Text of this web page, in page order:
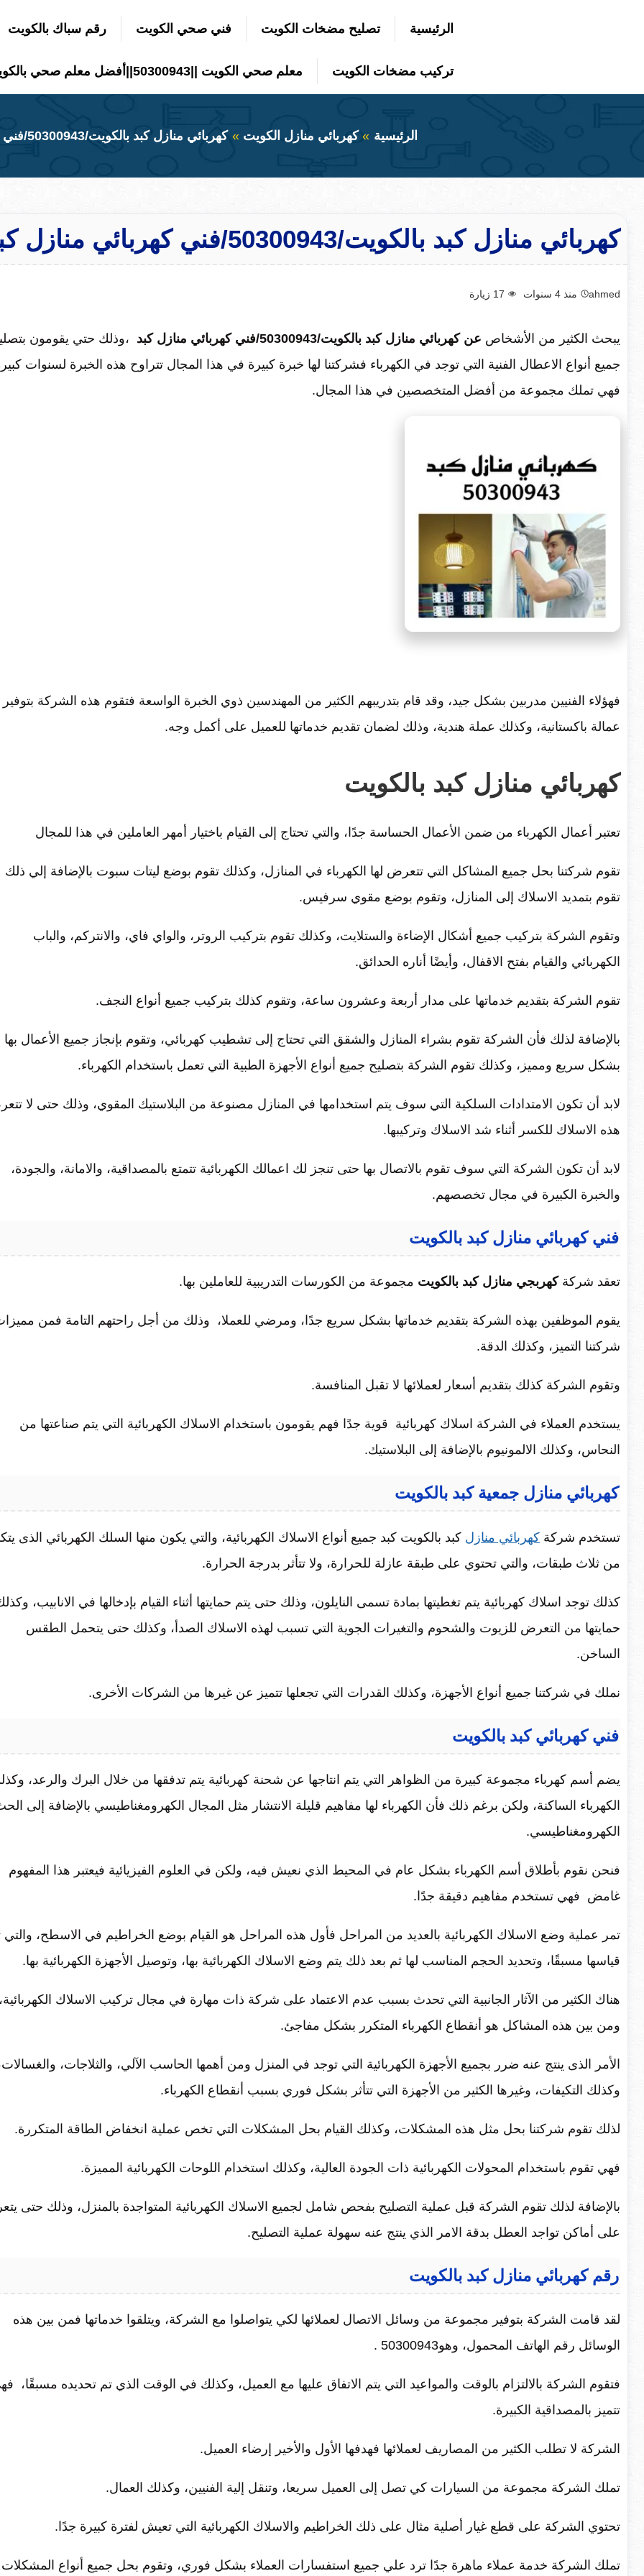
الرئيسية تصليح مضخات الكويت فني صحي الكويت رقم سباك بالكويت
تركيب مضخات الكويت معلم صحي الكويت ||50300943||أفضل معلم صحي بالكويت
الرئيسية كهربائي منازل الكويت كهربائي منازل كبد بالكويت/50300943/فني كهربائي منازل كبد
كهربائي منازل كبد بالكويت/50300943/فني كهربائي منازل كبد
ahmed منذ 4 سنوات 17 زيارة
يبحث الكثير من الأشخاص عن كهربائي منازل كبد بالكويت/50300943/فني كهربائي منازل كبد
،وذلك حتي يقومون
جميع أنواع الاعطال الفنية التي توجد في الكهرباء فشركتنا لها خبرة كبيرة في هذا المجال تتراوح هذه الخبرة لسنوات
فهي تملك مجموعة من أفضل المتخصصين في هذا المجال.
فهؤلاء الفنيين مدربين بشكل جيد، وقد قام بتدريبهم الكثير من المهندسين ذوي الخبرة الواسعة فتقوم هذه الشركة بتوفير
عمالة باكستانية، وكذلك عملة هندية، وذلك لضمان تقديم خدماتها للعميل على أكمل وجه.
كهربائي منازل كبد بالكويت
تعتبر أعمال الكهرباء من ضمن الأعمال الحساسة جدًا، والتي تحتاج إلى القيام باختيار أمهر العاملين في هذا للمجال
تقوم شركتنا بحل جميع المشاكل التي تتعرض لها الكهرباء في المنازل، وكذلك تقوم بوضع ليتات سبوت بالإضافة إلي ذلك
تقوم بتمديد الاسلاك إلى المنازل، وتقوم بوضع مقوي سرفيس.
وتقوم الشركة بتركيب جميع أشكال الإضاءة والستلايت، وكذلك تقوم بتركيب الروتر، والواي فاي، والانتركم، والباب
الكهربائي والقيام بفتح الاقفال، وأيضًا أناره الحدائق.
تقوم الشركة بتقديم خدماتها على مدار أربعة وعشرون ساعة، وتقوم كذلك بتركيب جميع أنواع النجف.
بالإضافة لذلك فأن الشركة تقوم بشراء المنازل والشقق التي تحتاج إلى تشطيب كهربائي، وتقوم بإنجاز جميع الأعمال بها
بشكل سريع ومميز، وكذلك تقوم الشركة بتصليح جميع أنواع الأجهزة الطبية التي تعمل باستخدام الكهرباء.
لابد أن تكون الامتدادات السلكية التي سوف يتم استخدامها في المنازل مصنوعة من البلاستيك المقوي، وذلك حتى لا
هذه الاسلاك للكسر أثناء شد الاسلاك وتركيبها.
لابد أن تكون الشركة التي سوف تقوم بالاتصال بها حتى تنجز لك اعمالك الكهربائية تتمتع بالمصداقية، والامانة، والجودة،
والخبرة الكبيرة في مجال تخصصهم.
فني كهربائي منازل كبد بالكويت
تعقد شركةكهربجي منازل كبد بالكويت مجموعة من الكورسات التدريبية للعاملين بها.
يقوم الموظفين بهذه الشركة بتقديم خدماتها بشكل سريع جدًا، ومرضي للعملا، وذلك من أجل راحتهم التامة فمن
شركتنا التميز، وكذلك الدقة.
وتقوم الشركة كذلك بتقديم أسعار لعملائها لا تقبل المنافسة.
يستخدم العملاء في الشركة اسلاك كهربائية قوية جدًا فهم يقومون باستخدام الاسلاك الكهربائية التي يتم صناعتها من
النحاس، وكذلك الالمونيوم بالإضافة إلى البلاستيك.
كهربائي منازل جمعية كبد بالكويت
تستخدم شركة كهربائي منازل كبد بالكويت كبد جميع أنواع الاسلاك الكهربائية، والتي يكون منها السلك الكهربائي الذى
من ثلاث طبقات، والتي تحتوي على طبقة عازلة للحرارة، ولا تتأثر بدرجة الحرارة.
كذلك توجد اسلاك كهربائية يتم تغطيتها بمادة تسمى النايلون، وذلك حتى يتم حمايتها أثناء القيام بإدخالها في الانابيب،
حمايتها من التعرض للزيوت والشحوم والتغيرات الجوية التي تسبب لهذه الاسلاك الصدأ، وكذلك حتى يتحمل الطقس
الساخن.
نملك في شركتنا جميع أنواع الأجهزة، وكذلك القدرات التي تجعلها تتميز عن غيرها من الشركات الأخرى.
فني كهربائي كبد بالكويت
يضم أسم كهرباء مجموعة كبيرة من الظواهر التي يتم انتاجها عن شحنة كهربائية يتم تدفقها من خلال البرك والرعد،
الكهرباء الساكنة، ولكن برغم ذلك فأن الكهرباء لها مفاهيم قليلة الانتشار مثل المجال الكهرومغناطيسي بالإضافة إلى
الكهرومغناطيسي.
فنحن نقوم بأطلاق أسم الكهرباء بشكل عام في المحيط الذي نعيش فيه، ولكن في العلوم الفيزيائية فيعتبر هذا المفهوم
غامض فهي تستخدم مفاهيم دقيقة جدًا.
تمر عملية وضع الاسلاك الكهربائية بالعديد من المراحل فأول هذه المراحل هو القيام بوضع الخراطيم في الاسطح، والتي
قياسها مسبقًا، وتحديد الحجم المناسب لها ثم بعد ذلك يتم وضع الاسلاك الكهربائية بها، وتوصيل الأجهزة الكهربائية بها.
هناك الكثير من الآثار الجانبية التي تحدث بسبب عدم الاعتماد على شركة ذات مهارة في مجال تركيب الاسلاك
ومن بين هذه المشاكل هو أنقطاع الكهرباء المتكرر بشكل مفاجئ.
الأمر الذى ينتج عنه ضرر بجميع الأجهزة الكهربائية التي توجد في المنزل ومن أهمها الحاسب الآلي، والثلاجات،
وكذلك التكيفات، وغيرها الكثير من الأجهزة التي تتأثر بشكل فوري بسبب أنقطاع الكهرباء.
لذلك تقوم شركتنا بحل مثل هذه المشكلات، وكذلك القيام بحل المشكلات التي تخص عملية انخفاض الطاقة المتكررة.
فهي تقوم باستخدام المحولات الكهربائية ذات الجودة العالية، وكذلك استخدام اللوحات الكهربائية المميزة.
بالإضافة لذلك تقوم الشركة قبل عملية التصليح بفحص شامل لجميع الاسلاك الكهربائية المتواجدة بالمنزل، وذلك حتى
على أماكن تواجد العطل بدقة الامر الذي ينتج عنه سهولة عملية التصليح.
رقم كهربائي منازل كبد بالكويت
لقد قامت الشركة بتوفير مجموعة من وسائل الاتصال لعملائها لكي يتواصلوا مع الشركة، ويتلقوا خدماتها فمن بين هذه
الوسائل رقم الهاتف المحمول، وهو50300943 .
فتقوم الشركة بالالتزام بالوقت والمواعيد التي يتم الاتفاق عليها مع العميل، وكذلك في الوقت الذي تم تحديده مسبقًا،
تتميز بالمصداقية الكبيرة.
الشركة لا تطلب الكثير من المصاريف لعملائها فهدفها الأول والأخير إرضاء العميل.
تملك الشركة مجموعة من السيارات كي تصل إلى العميل سريعا، وتنقل إلية الفنيين، وكذلك العمال.
تحتوي الشركة على قطع غيار أصلية مثال على ذلك الخراطيم والاسلاك الكهربائية التي تعيش لفترة كبيرة جدًا.
تملك الشركة خدمة عملاء ماهرة جدًا ترد علي جميع استفسارات العملاء بشكل فوري، وتقوم بحل جميع أنواع المشكلات